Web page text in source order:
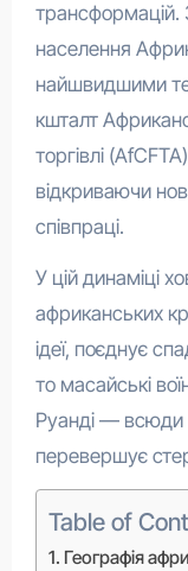
трансформацій.
населення
найшвидшими
кшталт
торгівлі
відкриваючи
співпраці.
У цій динаміці
африканських
ідеї, поєднує
то масайські
Руанді — всюди
перевершує
Table of
Географія